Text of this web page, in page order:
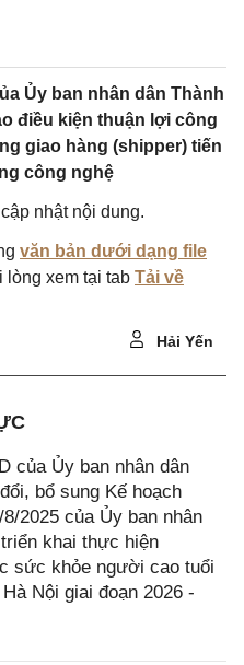
Ủy ban nhân dân Thành
điều kiện thuận lợi công
giao hàng (shipper) tiến
công nghệ
nhật nội dung.
văn bản dưới dạng file
lòng xem tại tab Tải về
Hải Yến
của Ủy ban nhân dân
bổ sung Kế hoạch
2025 của Ủy ban nhân
khai thực hiện
sức khỏe người cao tuổi
Nội giai đoạn 2026 -